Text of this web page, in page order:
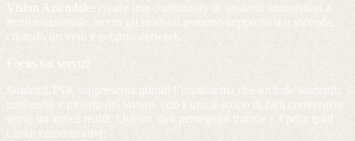
Vision Aziendale:
creare una community di studenti universitari a
livello nazionale, in cui gli studenti possano sopportarsi a vicenda,
creando un vero e proprio network.
Focus sui servizi:
StudentLINK rappresenta quindi l’ecosistema che include studenti,
università e mondo del lavoro, con l’unico scopo di farli convergere
verso un’unica realtà. Questo sarà perseguito tramite i 3 principali
canali comunicativi: